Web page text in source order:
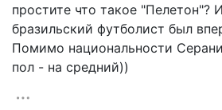
простите что такое "Пелетон"?
бразильский футболист был
Помимо национальности
пол - на средний))